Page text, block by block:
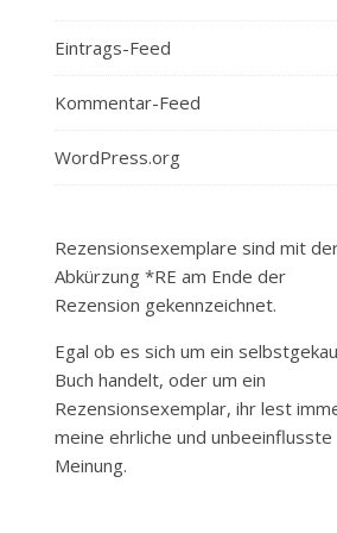
Eintrags-Feed
Kommentar-Feed
WordPress.org
Rezensionsexemplare sind mit
Abkürzung *RE am Ende der
Rezension gekennzeichnet.
Egal ob es sich um ein
Buch handelt, oder um ein
Rezensionsexemplar, ihr lest
meine ehrliche und unbeeinflusste
Meinung.